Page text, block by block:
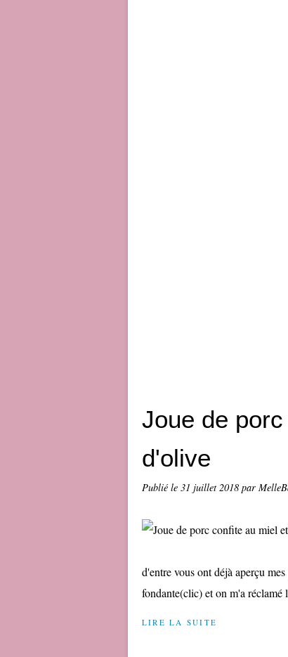
Joue de
d'olive
Publié le 31 juillet 2018 par
d'entre vous ont déjà aperçu
fondante(clic) et on m'a
LIRE LA SUITE